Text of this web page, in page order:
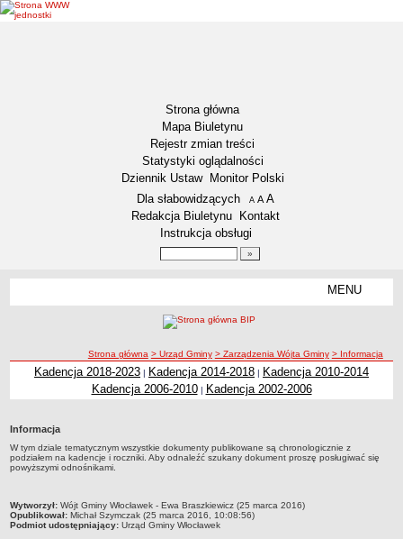
Strona główna
Mapa Biuletynu
Rejestr zmian treści
Statystyki oglądalności
Dziennik Ustaw
Monitor Polski
Menu dodatkowe
Dla słabowidzących A pomniejsz czcionkę
A standardowy rozmiar czcionki
A
Redakcja Biuletynu
Kontakt
Instrukcja obsługi
MENU
Symbole Gminy Włocławek
Statut Gminy
RADA GMINY
Skład Rady
Komisje Rady Gminy
Protokoły z sesji
ścieżka nawigacji
Strona główna > Urząd Gminy > Zarządzenia Wójta Gminy > Informacja
Kadencja 2018-2023 | Kadencja 2014-2018 | Kadencja 2010-2014
Kadencja 2006-2010| Kadencja 2002-2006
Informacja
W tym dziale tematycznym wszystkie dokumenty publikowane są chronologicznie z
podziałem na kadencje i roczniki. Aby odnaleźć szukany dokument proszę posługiwać się
powyższymi odnośnikami.
metryczka
Wytworzył: Wójt Gminy Włocławek - Ewa Braszkiewicz (25 marca 2016)
Opublikował: Michał Szymczak (25 marca 2016, 10:08:56)
Podmiot udostępniający: Urząd Gminy Włocławek